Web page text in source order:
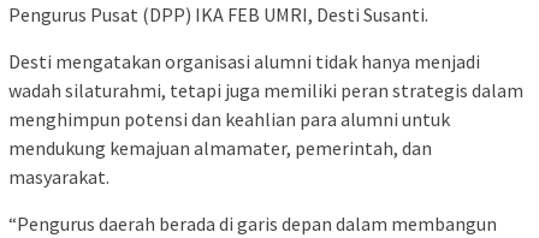
Pengurus Pusat (DPP) IKA FEB UMRI, Desti Susanti.
Desti mengatakan organisasi alumni tidak hanya menjadi
wadah silaturahmi, tetapi juga memiliki peran strategis dalam
menghimpun potensi dan keahlian para alumni untuk
mendukung kemajuan almamater, pemerintah, dan
masyarakat.
“Pengurus daerah berada di garis depan dalam membangun